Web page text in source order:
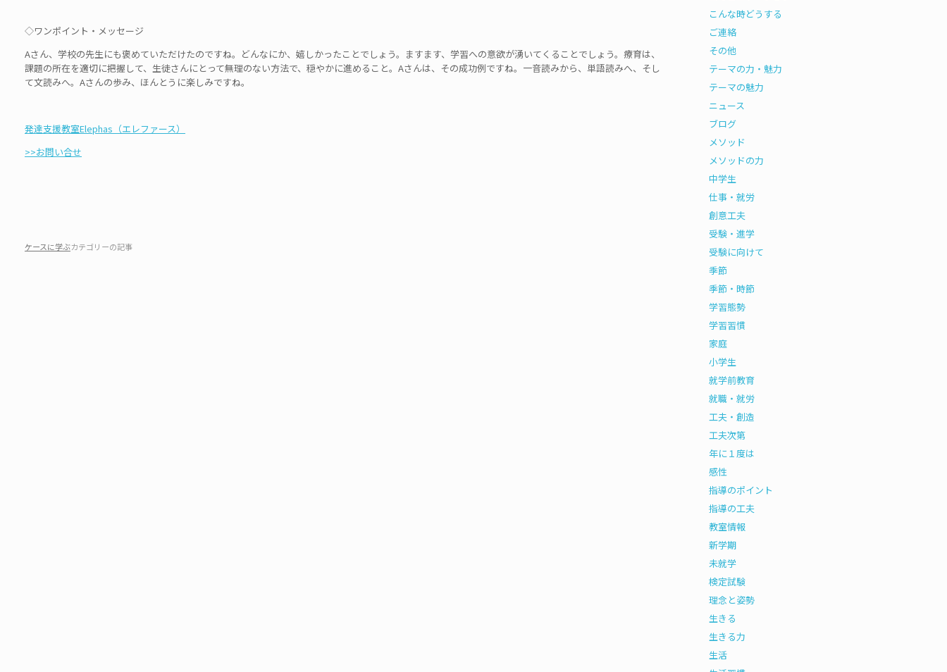
◇ワンポイント・メッセージ
Aさん、学校の先生にも褒めていただけたのですね。どんなにか、嬉しかったことでしょう。ますます、学習への意欲が湧いてくることでしょう。療育は、
課題の所在を適切に把握して、生徒さんにとって無理のない方法で、穏やかに進めること。Aさんは、その成功例ですね。一音読みから、単語読みへ、そし
て文読みへ。Aさんの歩み、ほんとうに楽しみですね。
発達支援教室Elephas（エレファース）
>>お問い合せ
ケースに学ぶカテゴリーの記事
こんな時どうする
ご連絡
その他
テーマの力・魅力
テーマの魅力
ニュース
ブログ
メソッド
メソッドの力
中学生
仕事・就労
創意工夫
受験・進学
受験に向けて
季節
季節・時節
学習態勢
学習習慣
家庭
小学生
就学前教育
就職・就労
工夫・創造
工夫次第
年に１度は
感性
指導のポイント
指導の工夫
教室情報
新学期
未就学
検定試験
理念と姿勢
生きる
生きる力
生活